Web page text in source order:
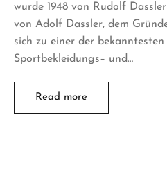
wurde 1948 von Rudolf
von Adolf Dassler, dem
sich zu einer der
Sportbekleidungs– und…
Read more